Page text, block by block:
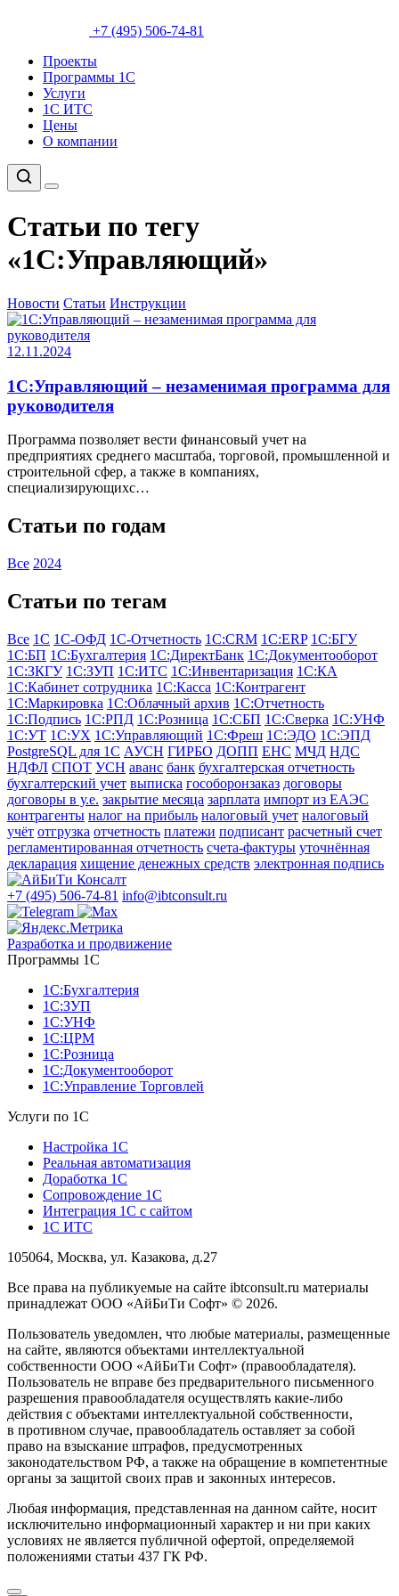
+7 (495) 506-74-81
Проекты
Программы 1С
Услуги
1С ИТС
Цены
О компании
Статьи по тегу
«1С:Управляющий»
Новости Статьи Инструкции
12.11.2024
1С:Управляющий – незаменимая программа для
руководителя
Программа позволяет вести финансовый учет на
предприятиях среднего масштаба, торговой, промышленной и
строительной сфер, а также в компаниях,
специализирующихс…
Статьи по годам
Все 2024
Статьи по тегам
Все 1С 1С-ОФД 1С-Отчетность 1С:CRM 1С:ERP 1С:БГУ
1С:БП 1С:Бухгалтерия 1С:ДиректБанк 1С:Документооборот
1С:ЗКГУ 1С:ЗУП 1С:ИТС 1С:Инвентаризация 1С:КА
1С:Кабинет сотрудника 1С:Касса 1С:Контрагент
1С:Маркировка 1С:Облачный архив 1С:Отчетность
1С:Подпись 1С:РПД 1С:Розница 1С:СБП 1С:Сверка 1С:УНФ
1С:УТ 1С:УХ 1С:Управляющий 1С:Фреш 1С:ЭДО 1С:ЭПД
PostgreSQL для 1С АУСН ГИРБО ДОПП ЕНС МЧД НДС
НДФЛ СПОТ УСН аванс банк бухгалтерская отчетность
бухгалтерский учет выписка гособоронзаказ договоры
договоры в у.е. закрытие месяца зарплата импорт из ЕАЭС
контрагенты налог на прибыль налоговый учет налоговый
учёт отгрузка отчетность платежи подписант расчетный счет
регламентированная отчетность счета-фактуры уточнённая
декларация хищение денежных средств электронная подпись
+7 (495) 506-74-81 info@ibtconsult.ru
Разработка и продвижение
Программы 1С
1С:Бухгалтерия
1С:ЗУП
1С:УНФ
1С:ЦРМ
1С:Розница
1С:Документооборот
1С:Управление Торговлей
Услуги по 1С
Настройка 1С
Реальная автоматизация
Доработка 1С
Сопровождение 1С
Интеграция 1С с сайтом
1С ИТС
105064, Москва, ул. Казакова, д.27
Все права на публикуемые на сайте ibtconsult.ru материалы
принадлежат ООО «АйБиТи Софт» © 2026.
Пользователь уведомлен, что любые материалы, размещенные
на сайте, являются объектами интеллектуальной
собственности ООО «АйБиТи Софт» (правообладателя).
Пользователь не вправе без предварительного письменного
разрешения правообладателя осуществлять какие-либо
действия с объектами интеллектуальной собственности,
в противном случае, правообладатель оставляет за собой
право на взыскание штрафов, предусмотренных
законодательством РФ, а также на обращение в компетентные
органы за защитой своих прав и законных интересов.
Любая информация, представленная на данном сайте, носит
исключительно информационный характер и ни при каких
условиях не является публичной офертой, определяемой
положениями статьи 437 ГК РФ.